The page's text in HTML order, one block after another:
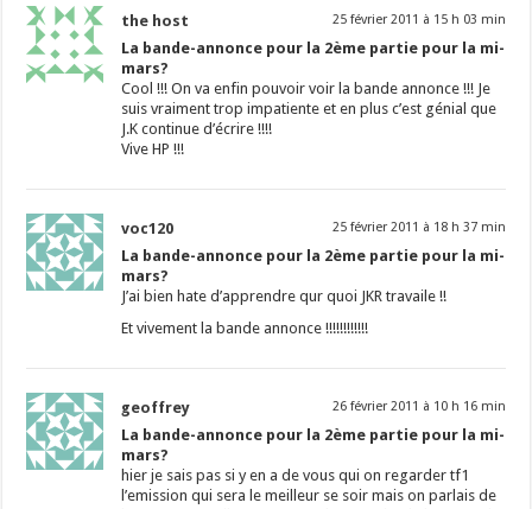
the host 25 février 2011 à 15 h 03 min
La bande-annonce pour la 2ème partie pour la mi-
mars?
Cool !!! On va enfin pouvoir voir la bande annonce !!! Je
suis vraiment trop impatiente et en plus c’est génial que
J.K continue d’écrire !!!!
Vive HP !!!
voc120 25 février 2011 à 18 h 37 min
La bande-annonce pour la 2ème partie pour la mi-
mars?
J’ai bien hate d’apprendre qur quoi JKR travaile !!
Et vivement la bande annonce !!!!!!!!!!!!
geoffrey 26 février 2011 à 10 h 16 min
La bande-annonce pour la 2ème partie pour la mi-
mars?
hier je sais pas si y en a de vous qui on regarder tf1
l’emission qui sera le meilleur se soir mais on parlais de